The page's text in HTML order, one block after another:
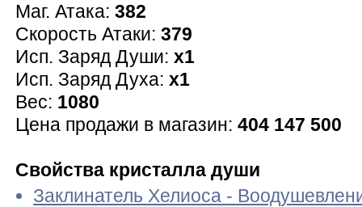
Маг. Атака: 382
Скорость Атаки: 379
Исп. Заряд Души: x1
Исп. Заряд Духа: x1
Вес: 1080
Цена продажи в магазин: 404 147 500
Свойства кристалла души
Заклинатель Хелиоса -